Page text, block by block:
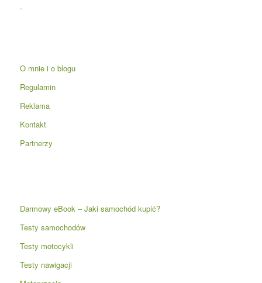
.
O mnie i o blogu
Regulamin
Reklama
Kontakt
Partnerzy
Darmowy eBook – Jaki samochód kupić?
Testy samochodów
Testy motocykli
Testy nawigacji